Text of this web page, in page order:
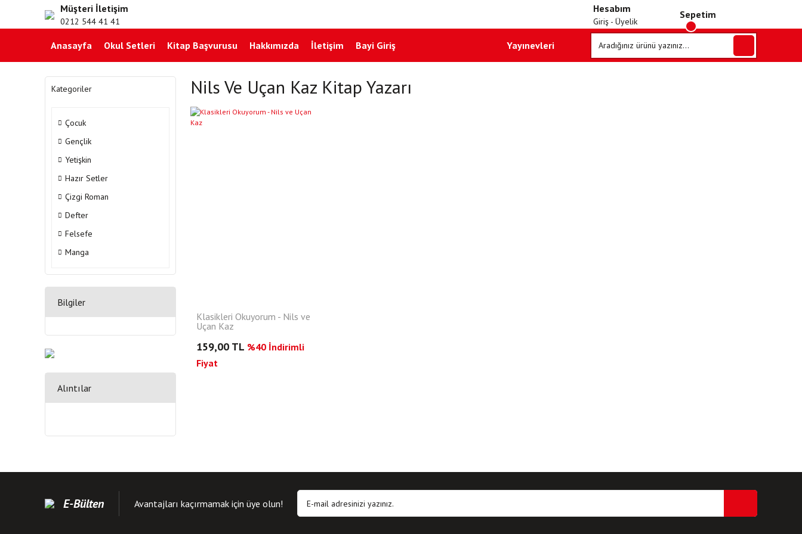
Müşteri İletişim
0212 544 41 41
Hesabım
Giriş - Üyelik
Sepetim
Anasayfa Okul Setleri Kitap Başvurusu Hakkımızda İletişim Bayi Giriş Yayınevleri
Kategoriler
Çocuk
Gençlik
Yetişkin
Hazır Setler
Çizgi Roman
Defter
Felsefe
Manga
Bilgiler
Alıntılar
Nils Ve Uçan Kaz Kitap Yazarı
Klasikleri Okuyorum - Nils ve
Uçan Kaz
159,00 TL %40 İndirimli
Fiyat
E-Bülten Avantajları kaçırmamak için üye olun!